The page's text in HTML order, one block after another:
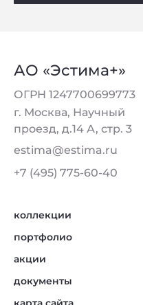
АО «Эстима+»
ОГРН 1247700699773
г. Москва, Научный
проезд, д.14 А, стр. 3
estima@estima.ru
+7 (495) 775-60-40
коллекции
портфолио
акции
документы